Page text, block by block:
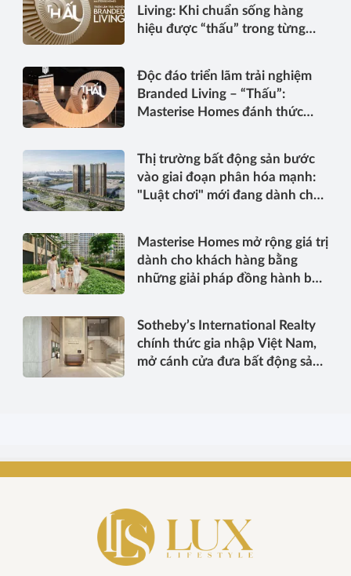
Living: Khi chuẩn sống hàng
hiệu được “thấu” trong từng
Độc đáo triển lãm trải nghiệm
Branded Living – “Thấu”:
Masterise Homes đánh thức
Thị trường bất động sản bước
vào giai đoạn phân hóa mạnh:
"Luật chơi" mới đang dành cho
Masterise Homes mở rộng giá trị
dành cho khách hàng bằng
những giải pháp đồng hành bền
Sotheby’s International Realty
chính thức gia nhập Việt Nam,
mở cánh cửa đưa bất động sản